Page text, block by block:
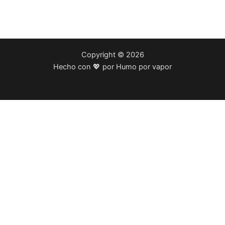
Copyright © 2026
Hecho con 💖 por Humo por vapor